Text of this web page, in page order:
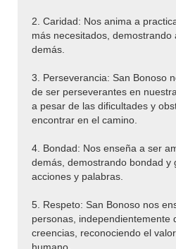
2. Caridad: Nos anima a
más necesitados,
demás.
3. Perseverancia: San Bonoso
de ser perseverantes en
a pesar de las dificultades y
encontrar en el camino.
4. Bondad: Nos enseña a ser
demás, demostrando bondad y
acciones y palabras.
5. Respeto: San Bonoso nos
personas, independientemente
creencias, reconociendo el